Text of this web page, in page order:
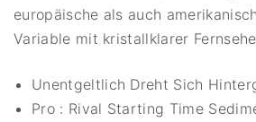
europäische als auch
Variable mit kristallklarer
Unentgeltlich Dreht Sich
Pro : Rival Starting Time